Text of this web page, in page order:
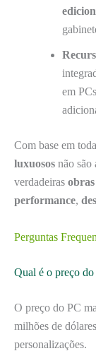
em
Com base em
luxuosos não são
verdadeiras
performance,
Perguntas
Qual é o preço
O preço do PC
milhões de
personalizações.